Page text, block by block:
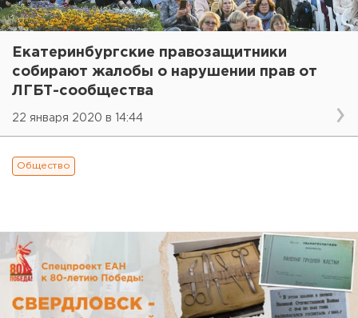
Екатеринбургские правозащитники
собирают жалобы о нарушении прав от
ЛГБТ-сообщества
22 января 2020 в 14:44
Общество